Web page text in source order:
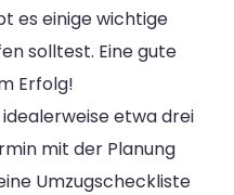
es einige wichtige
solltest. Eine gute
Erfolg!
etwa drei
mit der Planung
Umzugscheckliste